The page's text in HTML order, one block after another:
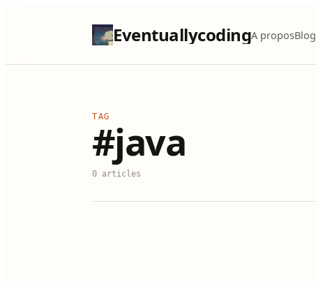
EventuallycodingA proposBlog
TAG
#java
0 articles